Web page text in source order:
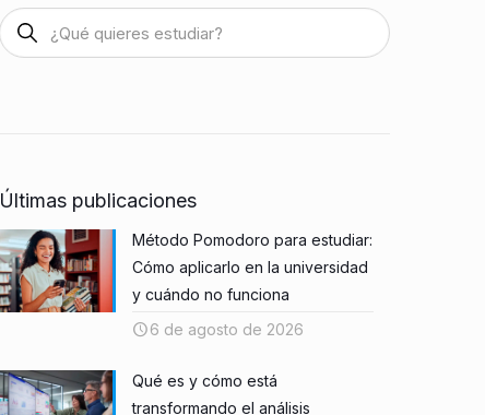
Últimas publicaciones
Método Pomodoro para estudiar:
Cómo aplicarlo en la universidad
y cuándo no funciona
6 de agosto de 2026
Qué es y cómo está
transformando el análisis